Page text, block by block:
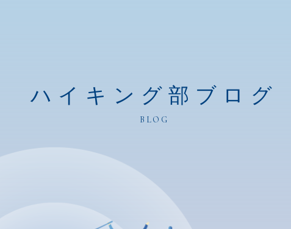
ハイキング部ブログ
BLOG